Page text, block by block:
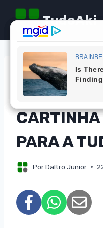
Pular
para
TudoAki
DICAS
COMO
PARA A
PorDaltro Junior